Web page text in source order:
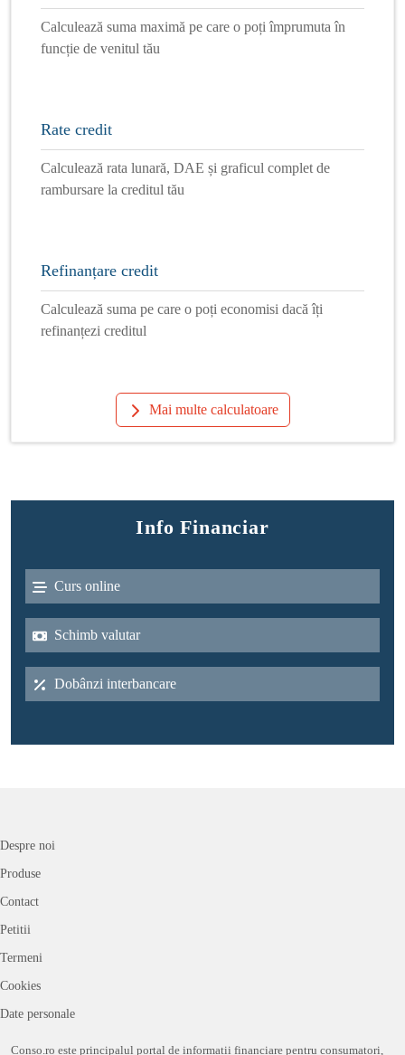
Calculează suma maximă pe care o poți împrumuta în
funcție de venitul tău
Rate credit
Calculează rata lunară, DAE și graficul complet de
rambursare la creditul tău
Refinanțare credit
Calculează suma pe care o poți economisi dacă îți
refinanțezi creditul
Mai multe calculatoare
Info Financiar
Curs online
Schimb valutar
Dobânzi interbancare
Despre noi
Produse
Contact
Petitii
Termeni
Cookies
Date personale
Conso.ro este principalul portal de informații financiare pentru consumatori,